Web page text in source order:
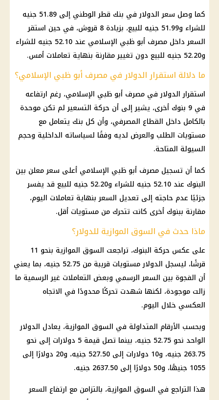
كما وصل سعر الدولار في بنك قطر الوطني إلى 51.89 جنيه
للشراء و51.99 جنيه للبيع، بزيادة 8 قروش، في حين استقر
السعر داخل مصرف أبو ظبي الإسلامي عند 52.10 جنيه للشراء
و52.20 جنيه للبيع دون تغيير مقارنة بنهاية تعاملات أمس.
ما دلالة استقرار الدولار في مصرف أبو ظبي الإسلامي؟
استقرار الدولار في مصرف أبو ظبي الإسلامي، رغم ارتفاعه
في 9 بنوك أخرى، يشير إلى أن حركة التسعير لم تكن موحدة
بالكامل داخل القطاع المصرفي، وأن كل بنك يتعامل مع
مستويات الطلب والعرض لديه وفقًا لسياساته الداخلية وحجم
السيولة المتاحة.
كما أن تسجيل مصرف أبو ظبي الإسلامي أعلى سعر معلن بين
البنوك عند 52.10 جنيه للشراء و52.20 جنيه للبيع قد يفسر
جزئيًا عدم حاجته إلى تعديل السعر بنهاية تعاملات اليوم،
مقارنة ببنوك أخرى كانت تتحرك من مستويات أقل.
ماذا حدث في السوق الموازية للدولار؟
على عكس حركة البنوك، تراجعت السوق الموازية بنحو 11
قرشًا، ليسجل الدولار مستويات قريبة من 52.75 جنيه، بما يعني
أن الفجوة بين السعر الرسمي وبعض التعاملات غير الرسمية ما
زالت موجودة، لكنها شهدت تحركًا محدودًا في الاتجاه
العكسي خلال اليوم.
وبحسب الأرقام المتداولة في السوق الموازية، يعادل الدولار
الواحد نحو 52.75 جنيه، بينما تصل قيمة 5 دولارات إلى نحو
263.75 جنيه، و10 دولارات إلى 527.50 جنيه، و20 دولارًا إلى
1055 جنيهًا، و50 دولارًا إلى 2637.50 جنيه.
هذا التراجع في السوق الموازية، بالتزامن مع ارتفاع السعر